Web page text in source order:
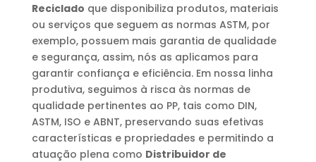
Reciclado que disponibiliza produtos, materiais
ou serviços que seguem as normas ASTM, por
exemplo, possuem mais garantia de qualidade
e segurança, assim, nós as aplicamos para
garantir confiança e eficiência. Em nossa linha
produtiva, seguimos à risca às normas de
qualidade pertinentes ao PP, tais como DIN,
ASTM, ISO e ABNT, preservando suas efetivas
características e propriedades e permitindo a
atuação plena como Distribuidor de